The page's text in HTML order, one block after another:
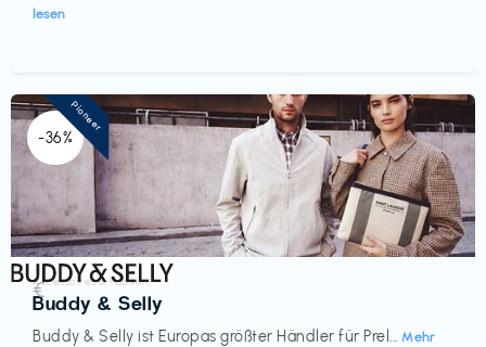
lesen
-36%
Accessoires & Fashion
Buddy & Selly
Buddy & Selly ist Europas größter Händler für Prel... Mehr
€‎
Pioneer